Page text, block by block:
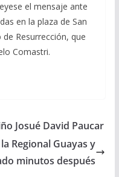
el mensaje ante
en la plaza de San
Resurrección, que
Comastri.
Josué David Paucar
Regional Guayas y
minutos después